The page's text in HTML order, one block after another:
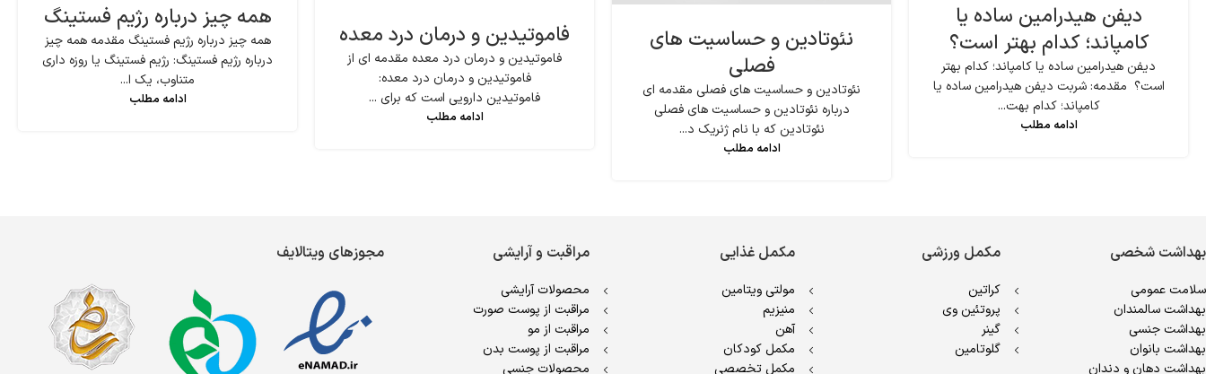
دیفن هیدرامین ساده یا
کامپاند؛ کدام بهتر است؟
دیفن هیدرامین ساده یا کامپاند؛ کدام بهتر
است؟ مقدمه: شربت دیفن هیدرامین ساده یا
کامپاند؛ کدام بهت...
ادامه مطلب
نئوتادین و حساسیت های
فصلی
نئوتادین و حساسیت های فصلی مقدمه ای
درباره نئوتادین و حساسیت های فصلی
نئوتادین که با نام ژنریک د...
ادامه مطلب
فاموتیدین و درمان درد معده
فاموتیدین و درمان درد معده مقدمه ای از
فاموتیدین و درمان درد معده:
فاموتیدین دارویی است که برای ...
ادامه مطلب
همه چیز درباره رژیم فستینگ
همه چیز درباره رژیم فستینگ مقدمه همه چیز
درباره رژیم فستینگ: رژیم فستینگ یا روزه داری
متناوب، یک ا...
ادامه مطلب
بهداشت شخصی
سلامت عمومی
بهداشت سالمندان
بهداشت جنسی
بهداشت بانوان
بهداشت دهان و دندان
مکمل ورزشی
کراتین
پروتئین وی
گینر
گلوتامین
مکمل غذایی
مولتی ویتامین
منیزیم
آهن
مکمل کودکان
مکمل تخصصی
مراقبت و آرایشی
محصولات آرایشی
مراقبت از پوست صورت
مراقبت از مو
مراقبت از پوست بدن
محصولات جنسی
مجوزهای ویتالایف